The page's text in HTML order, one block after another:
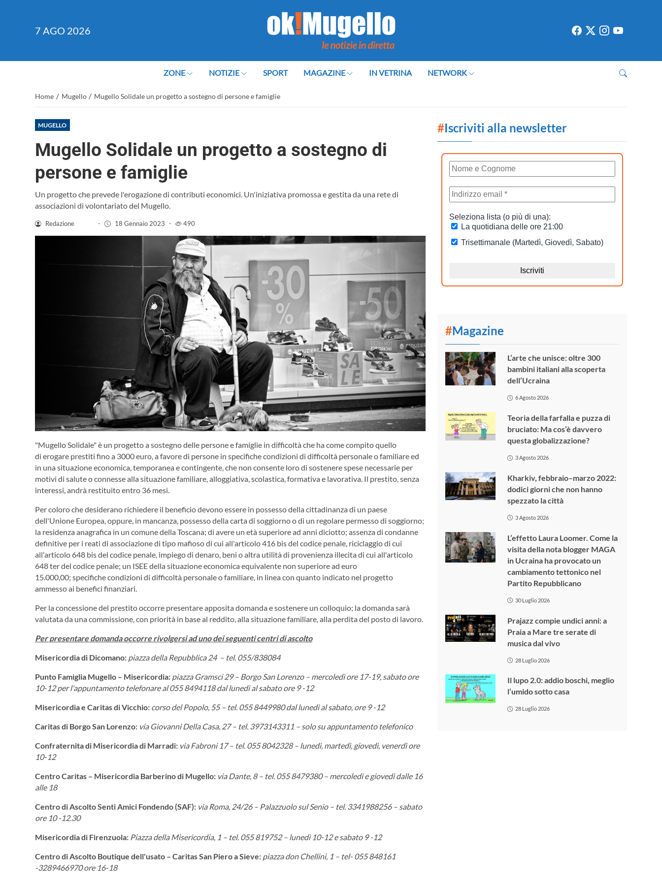
7 AGO 2026
ZONE NOTIZIE SPORT MAGAZINE IN VETRINA NETWORK
Home / Mugello / Mugello Solidale un progetto a sostegno di persone e famiglie
MUGELLO
Mugello Solidale un progetto a sostegno di
persone e famiglie
Un progetto che prevede l'erogazione di contributi economici. Un'iniziativa promossa e gestita da una rete di
associazioni di volontariato del Mugello.
Redazione - 18 Gennaio 2023 - 490
"Mugello Solidale" è un progetto a sostegno delle persone e famiglie in difficoltà che ha come compito quello
di erogare prestiti fino a 3000 euro, a favore di persone in specifiche condizioni di difficoltà personale o familiare ed
in una situazione economica, temporanea e contingente, che non consente loro di sostenere spese necessarie per
motivi di salute o connesse alla situazione familiare, alloggiativa, scolastica, formativa e lavorativa. Il prestito, senza
interessi, andrà restituito entro 36 mesi.
Per coloro che desiderano richiedere il beneficio devono essere in possesso della cittadinanza di un paese
dell'Unione Europea, oppure, in mancanza, possesso della carta di soggiorno o di un regolare permesso di soggiorno;
la residenza anagrafica in un comune della Toscana; di avere un età superiore ad anni diciotto; assenza di condanne
definitive per i reati di associazione di tipo mafioso di cui all'articolo 416 bis del codice penale, riciclaggio di cui
all'articolo 648 bis del codice penale, impiego di denaro, beni o altra utilità di provenienza illecita di cui all'articolo
648 ter del codice penale; un ISEE della situazione economica equivalente non superiore ad euro
15.000,00; specifiche condizioni di difficoltà personale o familiare, in linea con quanto indicato nel progetto
ammesso ai benefici finanziari.
Per la concessione del prestito occorre presentare apposita domanda e sostenere un colloquio; la domanda sarà
valutata da una commissione, con priorità in base al reddito, alla situazione familiare, alla perdita del posto di lavoro.
Per presentare domanda occorre rivolgersi ad uno dei seguenti centri di ascolto
Misericordia di Dicomano: piazza della Repubblica 24 – tel. 055/838084
Punto Famiglia Mugello – Misericordia: piazza Gramsci 29 – Borgo San Lorenzo – mercoledì ore 17-19, sabato ore
10-12 per l'appuntamento telefonare al 055 8494118 dal lunedì al sabato ore 9 -12
Misericordia e Caritas di Vicchio: corso del Popolo, 55 – tel. 055 8449980 dal lunedì al sabato, ore 9 -12
Caritas di Borgo San Lorenzo: via Giovanni Della Casa, 27 – tel. 3973143311 – solo su appuntamento telefonico
Confraternita di Misericordia di Marradi: via Fabroni 17 – tel. 055 8042328 – lunedì, martedì, giovedì, venerdì ore
10-12
Centro Caritas – Misericordia Barberino di Mugello: via Dante, 8 – tel. 055 8479380 – mercoledì e giovedì dalle 16
alle 18
Centro di Ascolto Senti Amici Fondendo (SAF): via Roma, 24/26 – Palazzuolo sul Senio – tel. 3341988256 – sabato
ore 10 -12.30
Misericordia di Firenzuola: Piazza della Misericordia, 1 – tel. 055 819752 – lunedì 10-12 e sabato 9 -12
Centro di Ascolto Boutique dell'usato – Caritas San Piero a Sieve: piazza don Chellini, 1 – tel- 055 848161
-3289466970 ore 16-18
#Iscriviti alla newsletter
#Magazine
L’arte che unisce: oltre 300
bambini italiani alla scoperta
dell’Ucraina
6 Agosto 2026
Teoria della farfalla e puzza di
bruciato: Ma cos’è davvero
questa globalizzazione?
3 Agosto 2026
Kharkiv, febbraio–marzo 2022:
dodici giorni che non hanno
spezzato la città
3 Agosto 2026
L’effetto Laura Loomer. Come la
visita della nota blogger MAGA
in Ucraina ha provocato un
cambiamento tettonico nel
Partito Repubblicano
30 Luglio 2026
Prajazz compie undici anni: a
Praia a Mare tre serate di
musica dal vivo
28 Luglio 2026
Il lupo 2.0: addio boschi, meglio
l’umido sotto casa
28 Luglio 2026